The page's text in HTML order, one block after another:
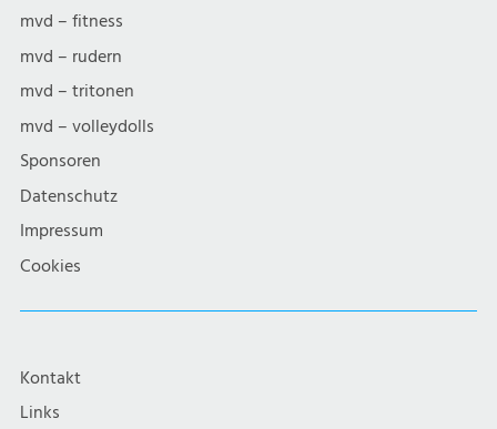
mvd – fitness
mvd – rudern
mvd – tritonen
mvd – volleydolls
Sponsoren
Datenschutz
Impressum
Cookies
Kontakt
Links